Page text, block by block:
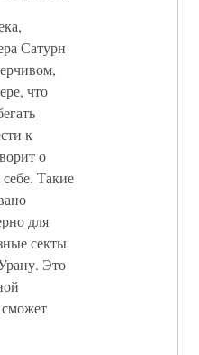
Сатурн
что
к
о
Такие
для
секты
Это